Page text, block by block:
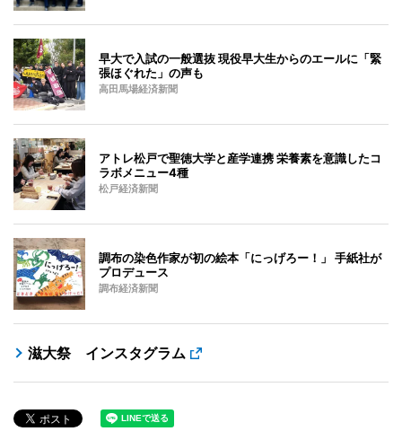
早大で入試の一般選抜 現役早大生からのエールに「緊
張ほぐれた」の声も
高田馬場経済新聞
アトレ松戸で聖徳大学と産学連携 栄養素を意識したコ
ラボメニュー4種
松戸経済新聞
調布の染色作家が初の絵本「にっげろー！」 手紙社が
プロデュース
調布経済新聞
滋大祭 インスタグラム